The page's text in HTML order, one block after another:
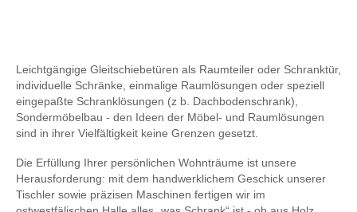
Leichtgängige Gleitschiebetüren als Raumteiler oder Schranktür,
individuelle Schränke, einmalige Raumlösungen oder speziell
eingepaßte Schranklösungen (z b. Dachbodenschrank),
Sondermöbelbau - den Ideen der Möbel- und Raumlösungen
sind in ihrer Vielfältigkeit keine Grenzen gesetzt.
Die Erfüllung Ihrer persönlichen Wohnträume ist unsere
Herausforderung: mit dem handwerklichem Geschick unserer
Tischler sowie präzisen Maschinen fertigen wir im